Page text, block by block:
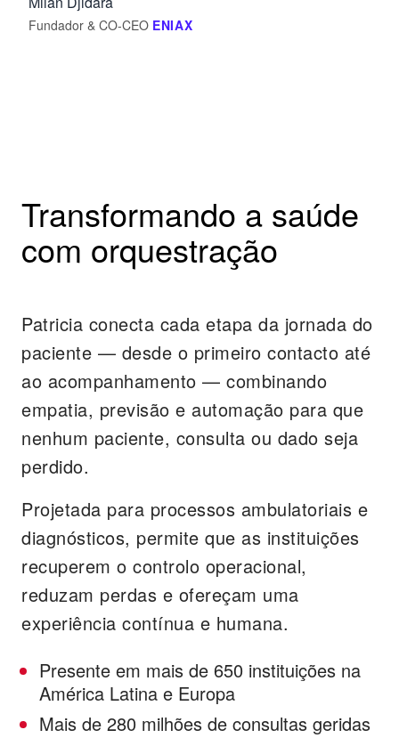
Fundador & CO-CEO ENIAX
Transformando a saúde
com orquestração
Patricia conecta cada etapa da jornada do
paciente — desde o primeiro contacto até
ao acompanhamento — combinando
empatia, previsão e automação para que
nenhum paciente, consulta ou dado seja
perdido.
Projetada para processos ambulatoriais e
diagnósticos, permite que as instituições
recuperem o controlo operacional,
reduzam perdas e ofereçam uma
experiência contínua e humana.
Presente em mais de 650 instituições na
América Latina e Europa
Mais de 280 milhões de consultas geridas